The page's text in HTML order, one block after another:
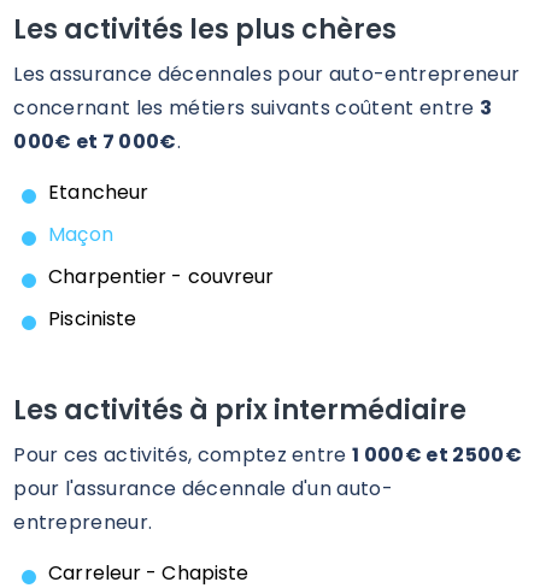
Les activités les plus chères
Les assurance décennales pour auto-entrepreneur
concernant les métiers suivants coûtent entre 3
000€ et 7 000€.
Etancheur
Maçon
Charpentier - couvreur
Pisciniste
Les activités à prix intermédiaire
Pour ces activités, comptez entre1 000€ et 2500€
pour l'assurance décennale d'un auto-
entrepreneur.
Carreleur - Chapiste